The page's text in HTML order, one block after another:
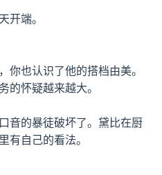
开端。
你也认识了他的搭档由美。
的怀疑越来越大。
音的暴徒破坏了。黛比在厨
有自己的看法。